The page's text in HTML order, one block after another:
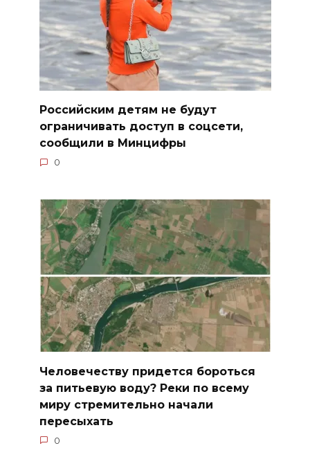
Российским детям не будут
ограничивать доступ в соцсети,
сообщили в Минцифры
0
Человечеству придется бороться
за питьевую воду? Реки по всему
миру стремительно начали
пересыхать
0